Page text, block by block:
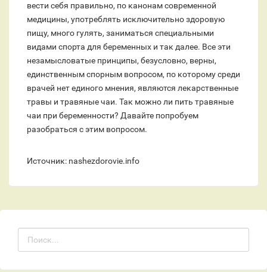
вести себя правильно, по канонам современной
медицины, употреблять исключительно здоровую
пищу, много гулять, заниматься специальными
видами спорта для беременных и так далее. Все эти
незамысловатые принципы, безусловно, верны,
единственным спорным вопросом, по которому среди
врачей нет единого мнения, являются лекарственные
травы и травяные чаи. Так можно ли пить травяные
чаи при беременности? Давайте попробуем
разобраться с этим вопросом.
Источник: nashezdorovie.info